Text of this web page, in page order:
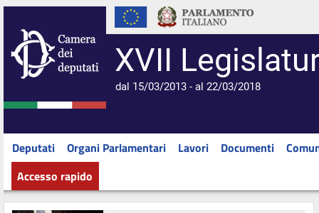
XVII
dal 15/03/2013 - al 22/03/2018
Deputati Organi Parlamentari Lavori Documenti
Accesso rapido